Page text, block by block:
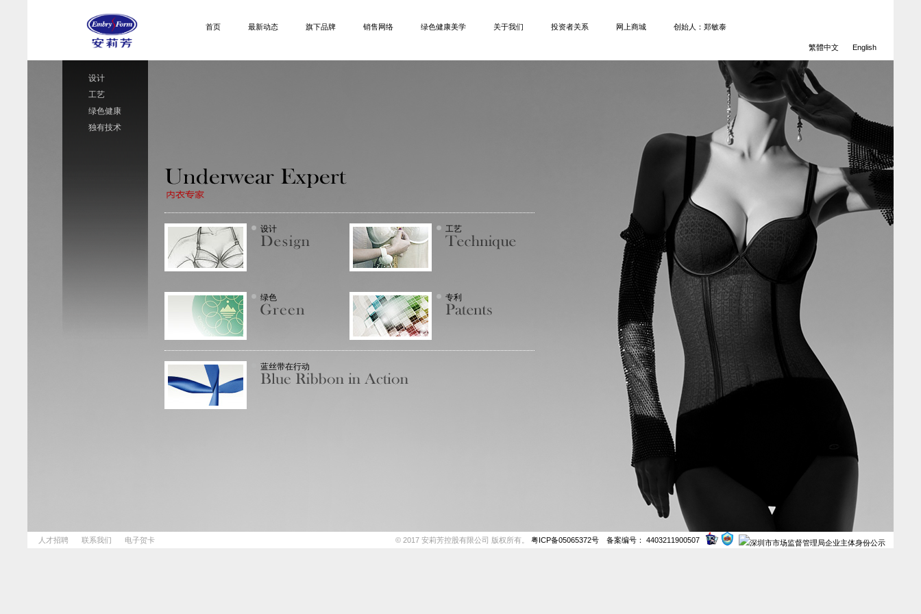
首页 最新动态 旗下品牌 销售网络 绿色健康美学 关于我们 投资者关系 网上商城 创始人：郑敏泰
繁體中文 English
设计
工艺
绿色健康
独有技术
设计 工艺
绿色 专利
蓝丝带在行动
人才招聘 联系我们 电子贺卡 © 2017 安莉芳控股有限公司 版权所有。 粤ICP备05065372号 备案编号： 4403211900507